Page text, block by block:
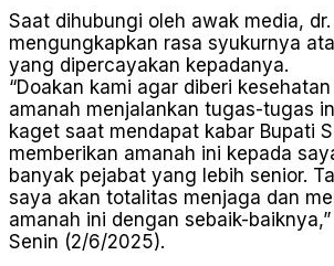
Saat dihubungi oleh awak media, dr.
mengungkapkan rasa syukurnya
yang dipercayakan kepadanya.
“Doakan kami agar diberi
amanah menjalankan tugas-tugas
kaget saat mendapat kabar Bupati
memberikan amanah ini kepada
banyak pejabat yang lebih senior.
saya akan totalitas menjaga dan
amanah ini dengan sebaik-baiknya,”
Senin (2/6/2025).